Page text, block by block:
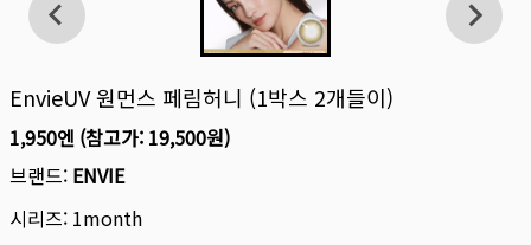
EnvieUV 원먼스 페림허니 (1박스 2개들이)
1,950엔 (참고가: 19,500원)
브랜드: ENVIE
시리즈: 1month